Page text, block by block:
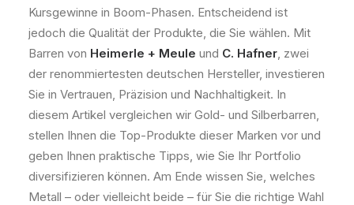
Kursgewinne in Boom-Phasen. Entscheidend ist
jedoch die Qualität der Produkte, die Sie wählen. Mit
Barren von Heimerle + Meule und C. Hafner, zwei
der renommiertesten deutschen Hersteller, investieren
Sie in Vertrauen, Präzision und Nachhaltigkeit. In
diesem Artikel vergleichen wir Gold- und Silberbarren,
stellen Ihnen die Top-Produkte dieser Marken vor und
geben Ihnen praktische Tipps, wie Sie Ihr Portfolio
diversifizieren können. Am Ende wissen Sie, welches
Metall – oder vielleicht beide – für Sie die richtige Wahl